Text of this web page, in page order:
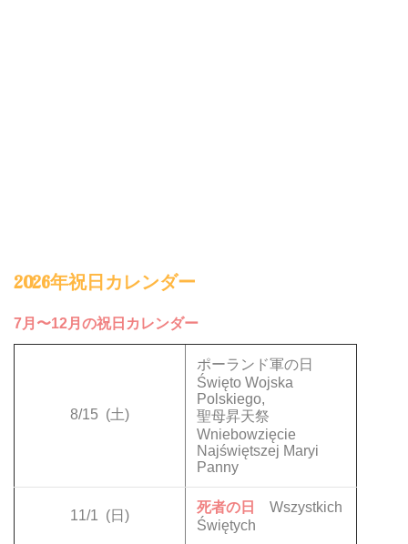
2026年祝日カレンダー
7月〜12月の祝日カレンダー
8/15 (土)
ポーランド軍の日
Święto Wojska
Polskiego,
聖母昇天祭
Wniebowzięcie
Najświętszej Maryi
Panny
11/1 (日)
死者の日
Wszystkich
Świętych